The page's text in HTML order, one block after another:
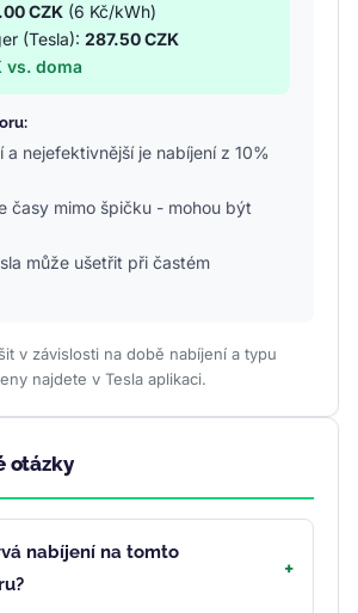
CZK (6 Kč/kWh)
(Tesla): 287.50 CZK
vs. doma
a nejefektivnější je nabíjení z 10%
časy mimo špičku - mohou být
může ušetřit při častém
v závislosti na době nabíjení a typu
najdete v Tesla aplikaci.
otázky
nabíjení na tomto